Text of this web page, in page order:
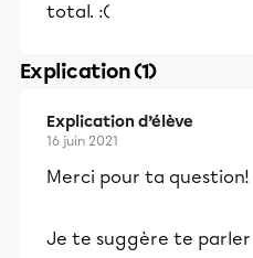
total. :(
Explication (1)
Explication d’élève
16 juin 2021
Merci pour ta question!
Je te suggère te